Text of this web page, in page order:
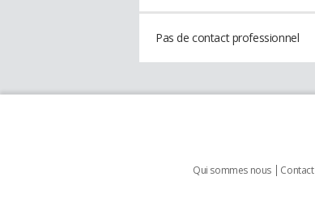
Pas de contact professionnel
Qui sommes nous Contact